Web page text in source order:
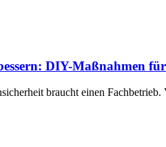
DIY-Maßnahmen
braucht einen